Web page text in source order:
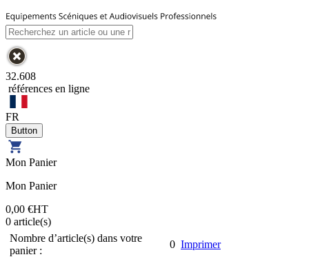
32.608
références en ligne
FR
Mon Panier
Mon Panier
0,00 €HT
0 article(s)
Nombre d’article(s) dans votre
panier :
0 Imprimer